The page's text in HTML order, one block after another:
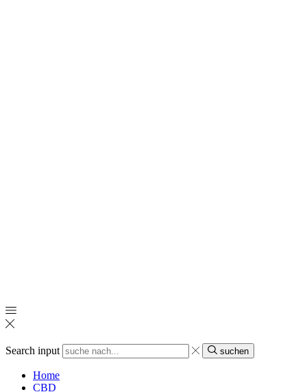
Search input suchen
Home
CBD